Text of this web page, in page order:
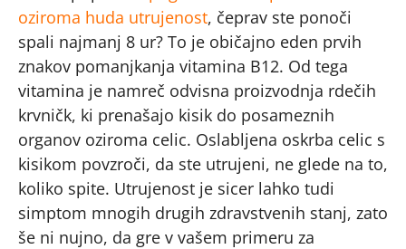
oziroma huda utrujenost, čeprav ste ponoči
spali najmanj 8 ur? To je običajno eden prvih
znakov pomanjkanja vitamina B12. Od tega
vitamina je namreč odvisna proizvodnja rdečih
krvničk, ki prenašajo kisik do posameznih
organov oziroma celic. Oslabljena oskrba celic s
kisikom povzroči, da ste utrujeni, ne glede na to,
koliko spite. Utrujenost je sicer lahko tudi
simptom mnogih drugih zdravstvenih stanj, zato
še ni nujno, da gre v vašem primeru za